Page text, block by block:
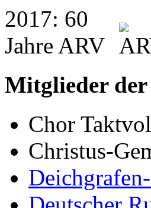
Mitglieder
Chor
Christus-